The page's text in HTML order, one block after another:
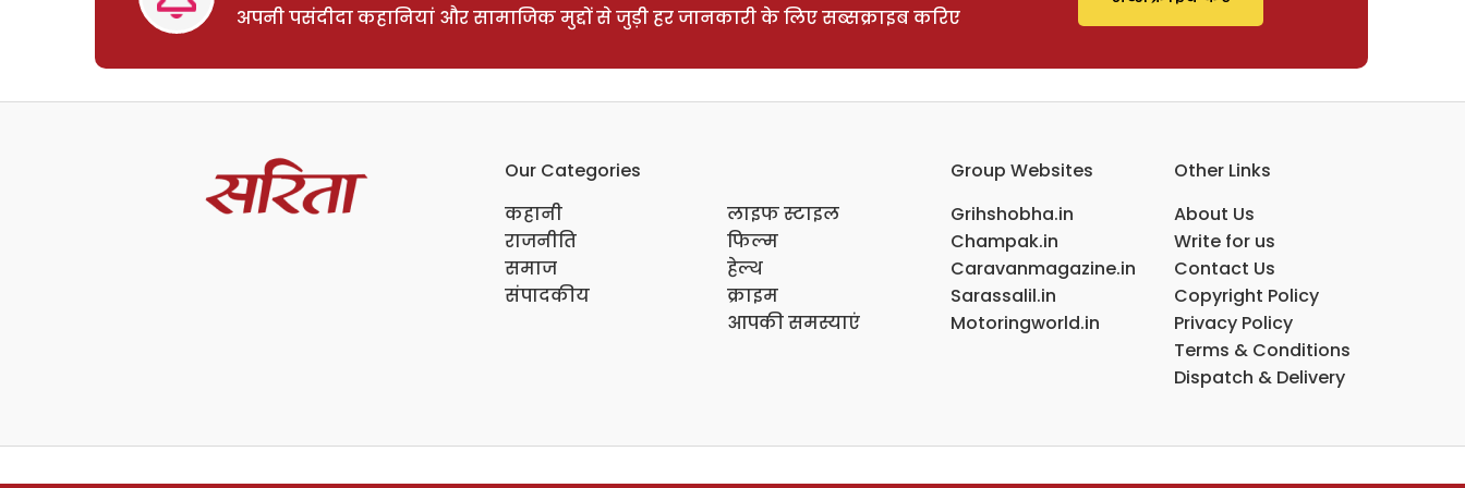
अपनी पसंदीदा कहानियां और सामाजिक मुद्दों से जुड़ी हर जानकारी के लिए सब्सक्राइब करिए
Our Categories
कहानी
राजनीति
समाज
संपादकीय
लाइफ स्टाइल
फिल्म
हेल्थ
क्राइम
आपकी समस्याएं
Group Websites
Grihshobha.in
Champak.in
Caravanmagazine.in
Sarassalil.in
Motoringworld.in
Other Links
About Us
Write for us
Contact Us
Copyright Policy
Privacy Policy
Terms & Conditions
Dispatch & Delivery